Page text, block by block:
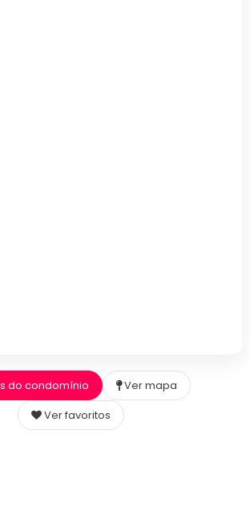
do condomínio
Ver mapa
Ver favoritos